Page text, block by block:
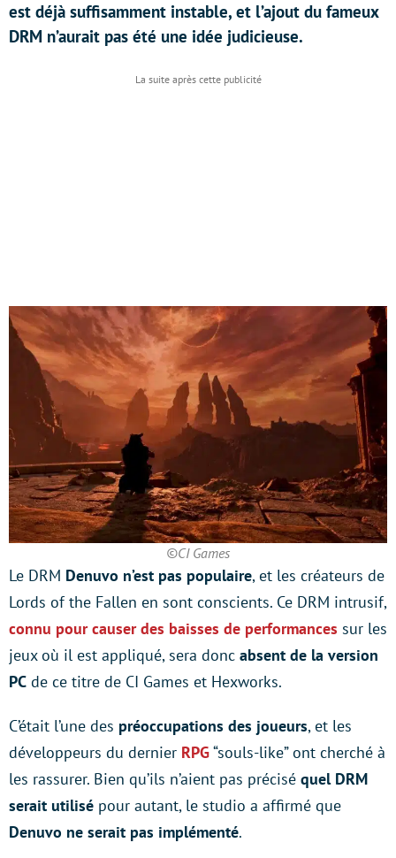
est déjà suffisamment instable, et l’ajout du fameux
DRM n’aurait pas été une idée judicieuse.
©CI Games
Le DRM Denuvo n’est pas populaire, et les créateurs de
Lords of the Fallen en sont conscients. Ce DRM intrusif,
connu pour causer des baisses de performances sur les
jeux où il est appliqué, sera donc absent de la version
PC de ce titre de CI Games et Hexworks.
C’était l’une des préoccupations des joueurs, et les
développeurs du dernier RPG“souls-like” ont cherché à
les rassurer. Bien qu’ils n’aient pas précisé quel DRM
serait utilisé pour autant, le studio a affirmé que
Denuvo ne serait pas implémenté.